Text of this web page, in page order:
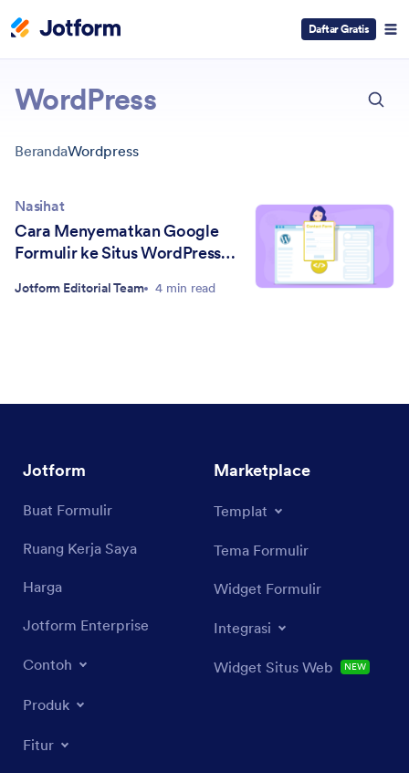
Daftar Gratis
WordPress
BerandaWordpress
Nasihat
Cara Menyematkan Google
Formulir ke Situs WordPress
Jotform Editorial Team 4 min read
ESC
Jotform
Buat Formulir
Ruang Kerja Saya
Harga
Jotform Enterprise
Contoh
Produk
Fitur
Marketplace
Templat
Tema Formulir
Widget Formulir
Integrasi
Widget Situs Web NEW